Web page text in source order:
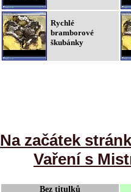
Rychlé
bramborové
škubánky
Na začátek
Vaření s
Bez titulků